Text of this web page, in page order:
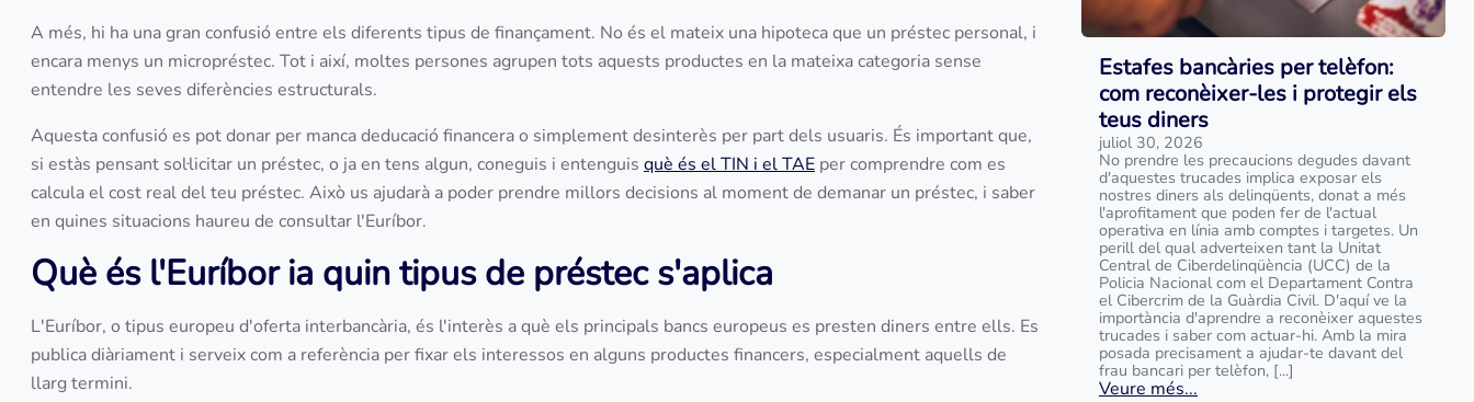
A més, hi ha una gran confusió entre els diferents tipus de finançament. No és el mateix una hipoteca que un préstec personal, i
encara menys un micropréstec. Tot i així, moltes persones agrupen tots aquests productes en la mateixa categoria sense
entendre les seves diferències estructurals.
Aquesta confusió es pot donar per manca deducació financera o simplement desinterès per part dels usuaris. És important que,
si estàs pensant sol·licitar un préstec, o ja en tens algun, coneguis i entenguis què és el TIN i el TAE per comprendre com es
calcula el cost real del teu préstec. Això us ajudarà a poder prendre millors decisions al moment de demanar un préstec, i saber
en quines situacions haureu de consultar l'Euríbor.
Què és l'Euríbor ia quin tipus de préstec s'aplica
L'Euríbor, o tipus europeu d'oferta interbancària, és l'interès a què els principals bancs europeus es presten diners entre ells. Es
publica diàriament i serveix com a referència per fixar els interessos en alguns productes financers, especialment aquells de
llarg termini.
Estafes bancàries per telèfon:
com reconèixer-les i protegir els
teus diners
juliol 30, 2026
No prendre les precaucions degudes davant
d'aquestes trucades implica exposar els
nostres diners als delinqüents, donat a més
l'aprofitament que poden fer de l'actual
operativa en línia amb comptes i targetes. Un
perill del qual adverteixen tant la Unitat
Central de Ciberdelinqüència (UCC) de la
Policia Nacional com el Departament Contra
el Cibercrim de la Guàrdia Civil. D'aquí ve la
importància d'aprendre a reconèixer aquestes
trucades i saber com actuar-hi. Amb la mira
posada precisament a ajudar-te davant del
frau bancari per telèfon, [...]
Veure més...